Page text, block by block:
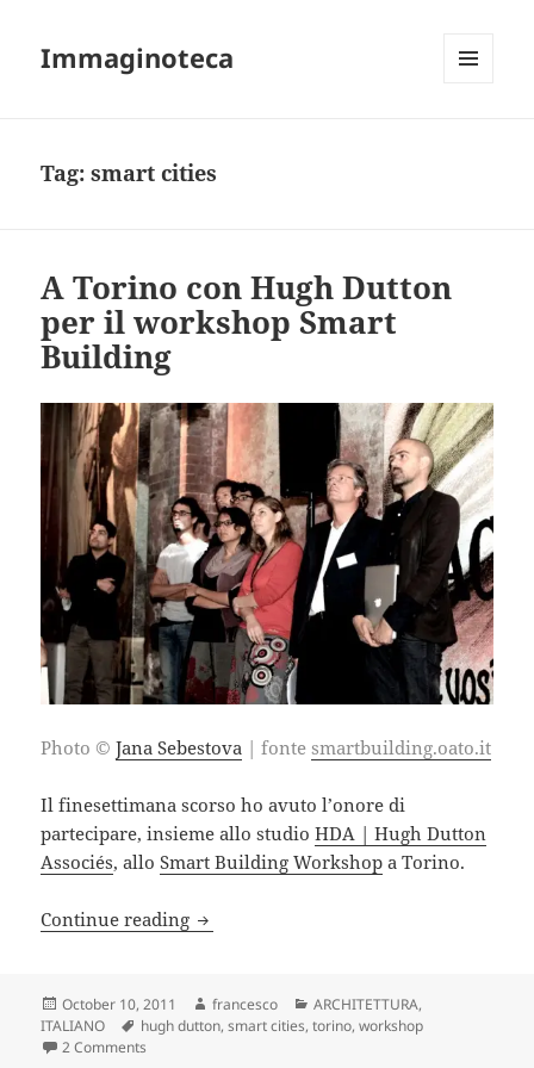
Immaginoteca
Tag:smart cities
A Torino con Hugh Dutton
per il workshop Smart
Building
Photo ©Jana Sebestova | fontesmartbuilding.oato.it
Il finesettimana scorso ho avuto l’onore di
partecipare, insieme allo studioHDA | Hugh Dutton
Associés, alloSmart Building Workshop a Torino.
Continue reading A Torino con Hugh Dutton per il
Posted
on
October 10, 2011 Author
francesco Categories
ARCHITETTURA,
ITALIANO
Tags
hugh dutton,smart cities,torino,workshop
2 Comments